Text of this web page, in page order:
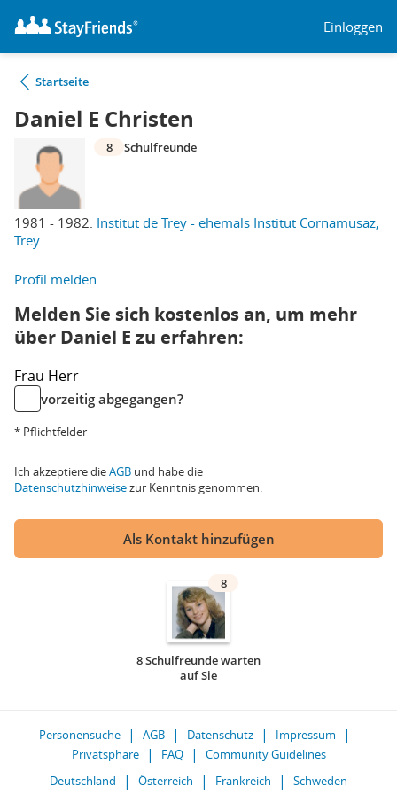
Einloggen
Startseite
Daniel E Christen
1981 - 1982: Institut de Trey - ehemals Institut Cornamusaz,
Trey
8 Schulfreunde
Profil melden
Melden Sie sich kostenlos an, um mehr
über Daniel E zu erfahren:
Frau Herr
vorzeitig abgegangen?
* Pflichtfelder
Ich akzeptiere dieAGB und habe die
Datenschutzhinweisezur Kenntnis genommen.
Als Kontakt hinzufügen
8
8 Schulfreunde warten
auf Sie
Personensuche AGB Datenschutz
Impressum
Privatsphäre
FAQ
Community Guidelines
Deutschland
Österreich Frankreich Schweden